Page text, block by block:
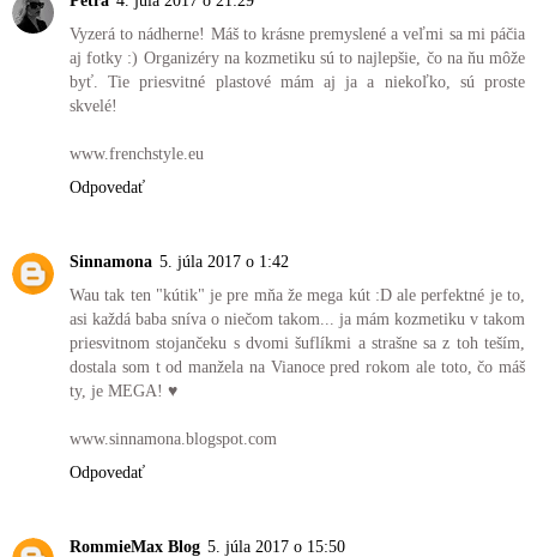
Vyzerá to nádherne! Máš to krásne premyslené a veľmi sa mi páčia
aj fotky :) Organizéry na kozmetiku sú to najlepšie, čo na ňu môže
byť. Tie priesvitné plastové mám aj ja a niekoľko, sú proste
skvelé!
www.frenchstyle.eu
Odpovedať
Sinnamona 5. júla 2017 o 1:42
Wau tak ten "kútik" je pre mňa že mega kút :D ale perfektné je to,
asi každá baba sníva o niečom takom... ja mám kozmetiku v takom
priesvitnom stojančeku s dvomi šuflíkmi a strašne sa z toh teším,
dostala som t od manžela na Vianoce pred rokom ale toto, čo máš
ty, je MEGA! ♥
www.sinnamona.blogspot.com
Odpovedať
RommieMax Blog 5. júla 2017 o 15:50